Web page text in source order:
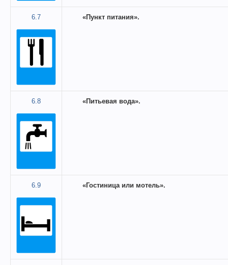
6.7 «Пункт питания».
6.8 «Питьевая вода».
6.9 «Гостиница или мотель».